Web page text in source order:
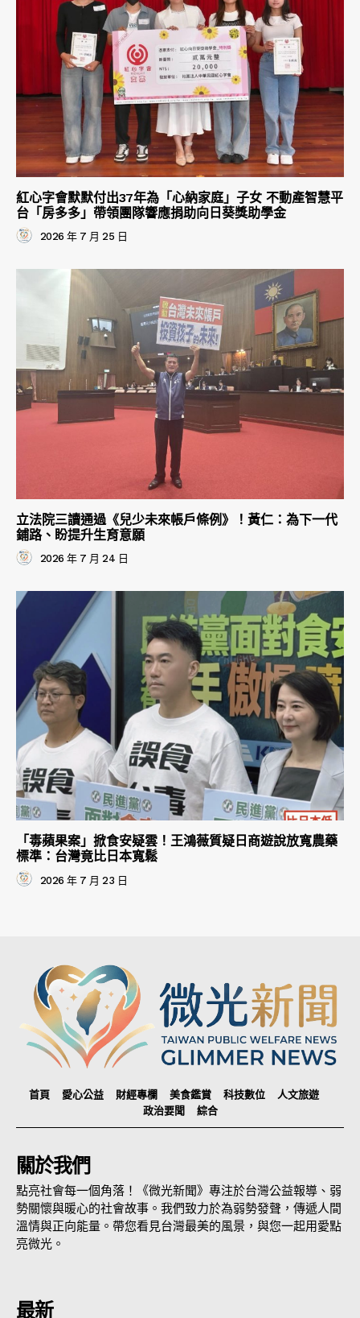
紅心字會默默付出37年為「心納家庭」子女 不動產智慧平
台「房多多」帶領團隊響應捐助向日葵獎助學金
2026 年 7 月 25 日
立法院三讀通過《兒少未來帳戶條例》！黃仁：為下一代
鋪路、盼提升生育意願
2026 年 7 月 24 日
「毒蘋果案」掀食安疑雲！王鴻薇質疑日商遊說放寬農藥
標準：台灣竟比日本寬鬆
2026 年 7 月 23 日
首頁 愛心公益 財經專欄 美食鑑賞 科技數位
人文旅遊
政治要聞
綜合
關於我們
點亮社會每一個角落！《微光新聞》專注於台灣公益報導、弱
勢關懷與暖心的社會故事。我們致力於為弱勢發聲，傳遞人間
溫情與正向能量。帶您看見台灣最美的風景，與您一起用愛點
亮微光。
最新